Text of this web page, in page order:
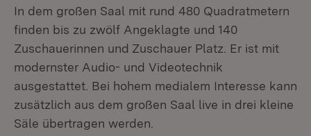
In dem großen Saal mit rund 480 Quadratmetern
finden bis zu zwölf Angeklagte und 140
Zuschauerinnen und Zuschauer Platz. Er ist mit
modernster Audio- und Videotechnik
ausgestattet. Bei hohem medialem Interesse kann
zusätzlich aus dem großen Saal live in drei kleine
Säle übertragen werden.